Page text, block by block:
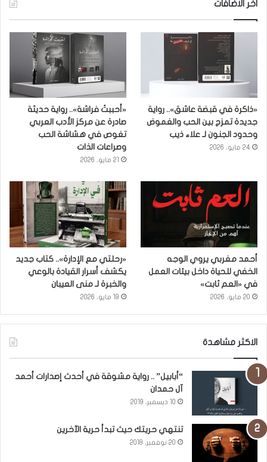
اخر الاضافات
«ذاكرة في قبضة عاشق».. رواية
جديدة تمزج بين الحب والغموض
وحدود الجنون لـ علاء ذيب
24 مايو، 2026
«أحببتُ فراشة».. رواية حديثة
صادرة عن مركز الأدب العربي
تغوص في هشاشة الحب
وصراعات الذات
21 مايو، 2026
أحمد مغربي يروي الوجه
الخفي للحياة داخل بيئات العمل
في «العم ثابت»
20 مايو، 2026
«رحلتي مع الإدارة».. كتاب جديد
يكشف أسرار القيادة بالوعي
والخبرة لـ منى العيبان
19 مايو، 2026
الاكثر مشاهدة
“أبابيل” .. رواية مشوقة في أحدث إصدارات أحمد
آل حمدان
10 ديسمبر، 2019
تنتهي حريتك حيث تبدأ حرية الآخرين
20 نوفمبر، 2018